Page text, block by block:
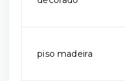
piso madeira